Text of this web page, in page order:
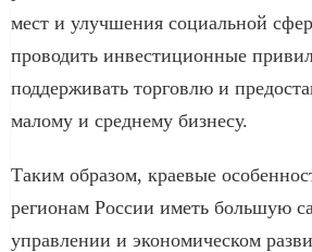
мест и улучшения социальной
проводить инвестиционные
поддерживать торговлю и
малому и среднему бизнесу.
Таким образом, краевые
регионам России иметь большую
управлении и экономическом